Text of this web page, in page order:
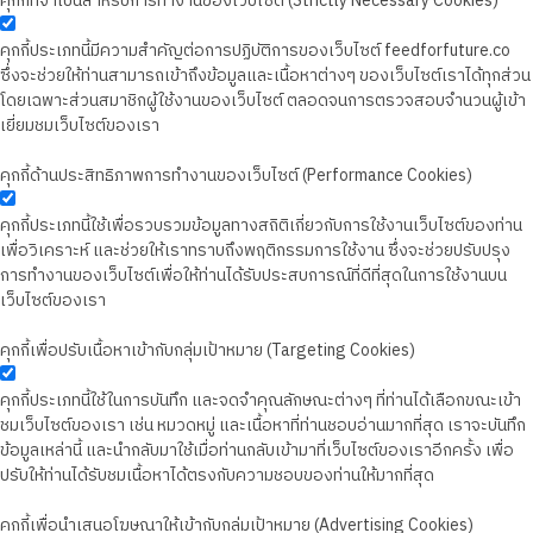
คุกกี้ประเภทนี้มีความสำคัญต่อการปฏิบัติการของเว็บไซต์ feedforfuture.co
ซึ่งจะช่วยให้ท่านสามารถเข้าถึงข้อมูลและเนื้อหาต่างๆ ของเว็บไซต์เราได้ทุกส่วน
โดยเฉพาะส่วนสมาชิกผู้ใช้งานของเว็บไซต์ ตลอดจนการตรวจสอบจำนวนผู้เข้า
เยี่ยมชมเว็บไซต์ของเรา
คุกกี้ด้านประสิทธิภาพการทำงานของเว็บไซต์ (Performance Cookies)
คุกกี้ประเภทนี้ใช้เพื่อรวบรวมข้อมูลทางสถิติเกี่ยวกับการใช้งานเว็บไซต์ของท่าน
เพื่อวิเคราะห์ และช่วยให้เราทราบถึงพฤติกรรมการใช้งาน ซึ่งจะช่วยปรับปรุง
การทำงานของเว็บไซต์เพื่อให้ท่านได้รับประสบการณ์ที่ดีที่สุดในการใช้งานบน
เว็บไซต์ของเรา
คุกกี้เพื่อปรับเนื้อหาเข้ากับกลุ่มเป้าหมาย (Targeting Cookies)
คุกกี้ประเภทนี้ใช้ในการบันทึก และจดจำคุณลักษณะต่างๆ ที่ท่านได้เลือกขณะเข้า
ชมเว็บไซต์ของเรา เช่น หมวดหมู่ และเนื้อหาที่ท่านชอบอ่านมากที่สุด เราจะบันทึก
ข้อมูลเหล่านี้ และนำกลับมาใช้เมื่อท่านกลับเข้ามาที่เว็บไซต์ของเราอีกครั้ง เพื่อ
ปรับให้ท่านได้รับชมเนื้อหาได้ตรงกับความชอบของท่านให้มากที่สุด
คุกกี้เพื่อนำเสนอโฆษณาให้เข้ากับกลุ่มเป้าหมาย (Advertising Cookies)